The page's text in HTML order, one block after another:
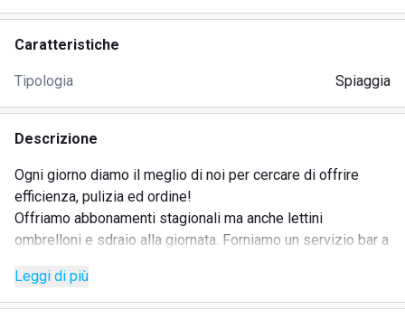
Caratteristiche
Tipologia Spiaggia
Descrizione
Ogni giorno diamo il meglio di noi per cercare di offrire
efficienza, pulizia ed ordine!
Offriamo abbonamenti stagionali ma anche lettini
ombrelloni e sdraio alla giornata. Forniamo un servizio bar a
pasticceria e un reparto caffetteria completo agli aperitivi
da gustare con una vista mare ineguagliabile. Vieni a
Leggi di più